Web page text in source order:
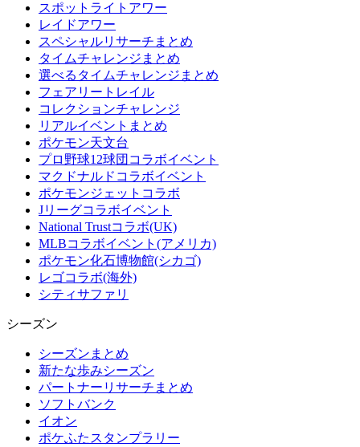
スポットライトアワー
レイドアワー
スペシャルリサーチまとめ
タイムチャレンジまとめ
選べるタイムチャレンジまとめ
フェアリートレイル
コレクションチャレンジ
リアルイベントまとめ
ポケモン天文台
プロ野球12球団コラボイベント
マクドナルドコラボイベント
ポケモンジェットコラボ
Jリーグコラボイベント
National Trustコラボ(UK)
MLBコラボイベント(アメリカ)
ポケモン化石博物館(シカゴ)
レゴコラボ(海外)
シティサファリ
シーズン
シーズンまとめ
新たな歩みシーズン
パートナーリサーチまとめ
ソフトバンク
イオン
ポケふたスタンプラリー